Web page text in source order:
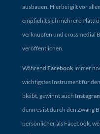
ausbauen. Hierbei gilt vor
empfiehlt sich mehrere
verknüpfen und crossmedial
veröffentlichen.
Während Facebook immer
wichtigstes Instrument für
bleibt, gewinnt auch
denn es ist durch den Zwang
persönlicher als Facebook,